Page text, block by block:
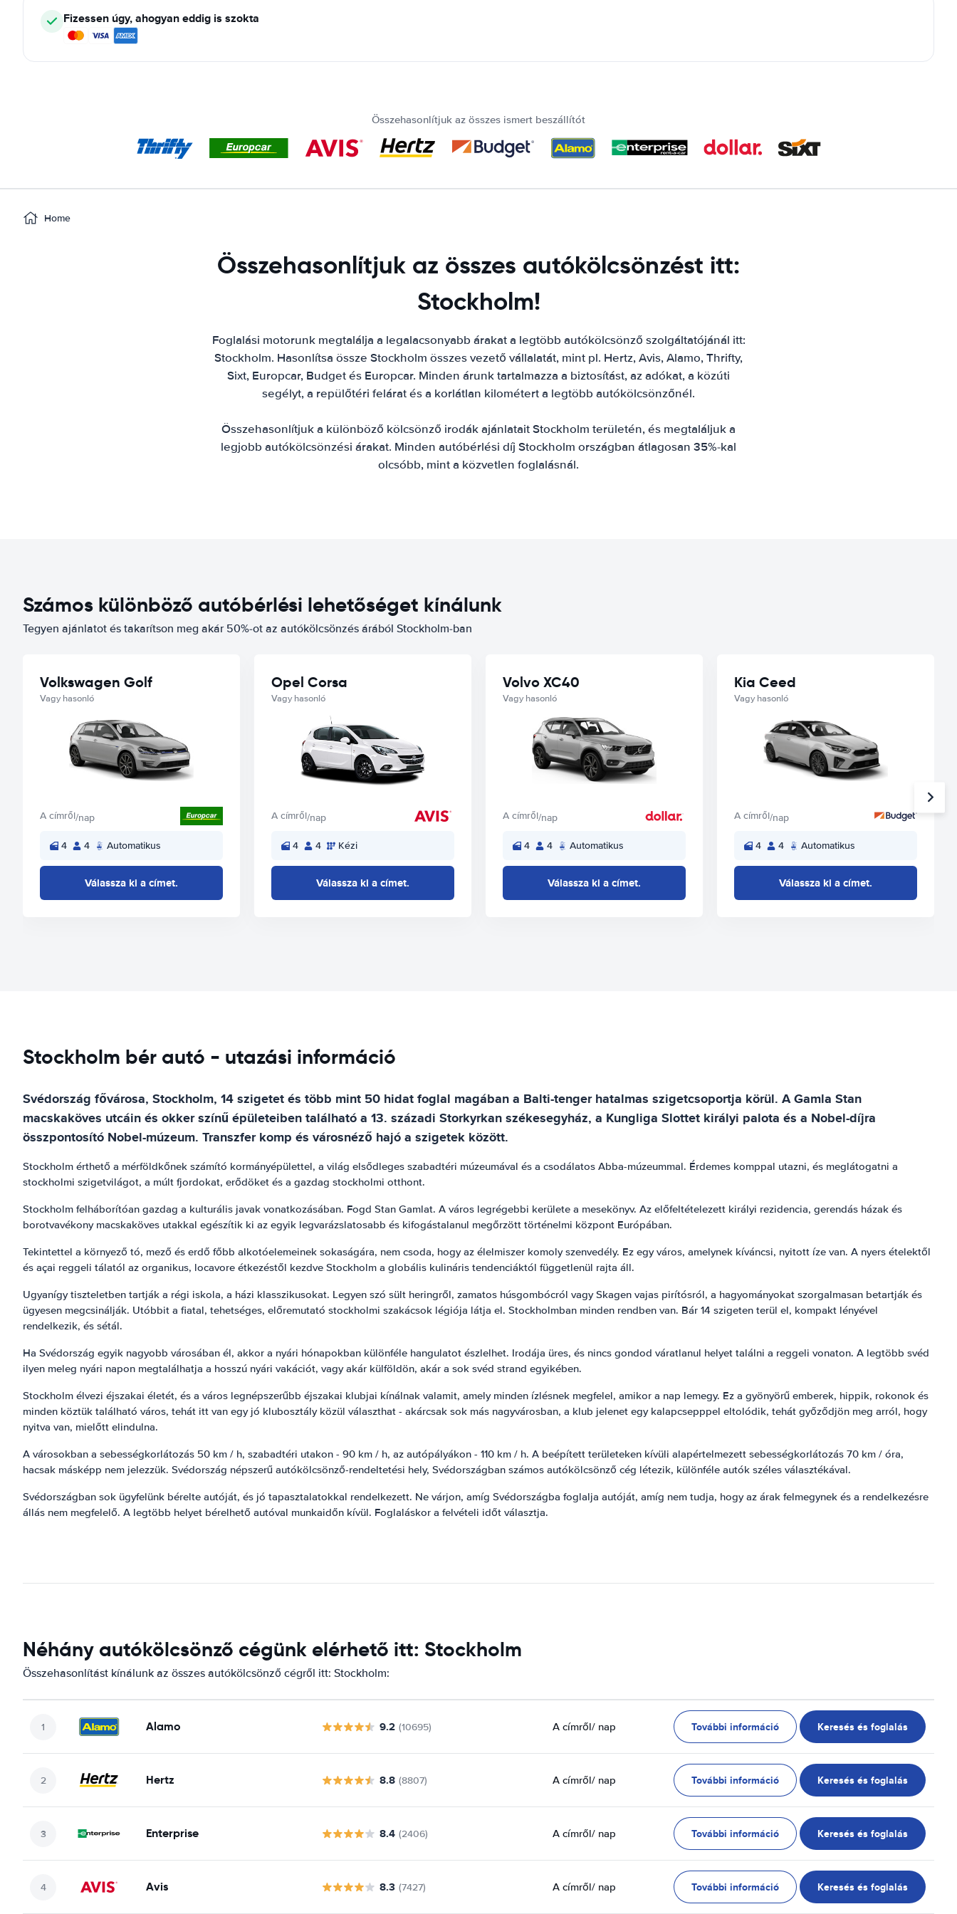
Fizessen úgy, ahogyan eddig is szokta
Összehasonlítjuk az összes ismert beszállítót
Home
Összehasonlítjuk az összes autókölcsönzést itt:
Stockholm!
Foglalási motorunk megtalálja a legalacsonyabb árakat a legtöbb autókölcsönző szolgáltatójánál itt:
Stockholm. Hasonlítsa össze Stockholm összes vezető vállalatát, mint pl. Hertz, Avis, Alamo, Thrifty,
Sixt, Europcar, Budget és Europcar. Minden árunk tartalmazza a biztosítást, az adókat, a közúti
segélyt, a repülőtéri felárat és a korlátlan kilométert a legtöbb autókölcsönzőnél.
Összehasonlítjuk a különböző kölcsönző irodák ajánlatait Stockholm területén, és megtaláljuk a
legjobb autókölcsönzési árakat. Minden autóbérlési díj Stockholm országban átlagosan 35%-kal
olcsóbb, mint a közvetlen foglalásnál.
Számos különböző autóbérlési lehetőséget kínálunk
Tegyen ajánlatot és takarítson meg akár 50%-ot az autókölcsönzés árából Stockholm-ban
Volkswagen Golf
Vagy hasonló
A címről/nap
4 4 Automatikus
Válassza ki a címet.
Opel Corsa
Vagy hasonló
A címről/nap
4 4 Kézi
Válassza ki a címet.
Volvo XC40
Vagy hasonló
A címről/nap
4 4 Automatikus
Válassza ki a címet.
Kia Ceed
Vagy hasonló
A címről/nap
4 4 Automatikus
Válassza ki a címet.
Stockholm bér autó - utazási információ
Svédország fővárosa, Stockholm, 14 szigetet és több mint 50 hidat foglal magában a Balti-tenger hatalmas szigetcsoportja körül. A Gamla Stan
macskaköves utcáin és okker színű épületeiben található a 13. századi Storkyrkan székesegyház, a Kungliga Slottet királyi palota és a Nobel-díjra
összpontosító Nobel-múzeum. Transzfer komp és városnéző hajó a szigetek között.
Stockholm érthető a mérföldkőnek számító kormányépülettel, a világ elsődleges szabadtéri múzeumával és a csodálatos Abba-múzeummal. Érdemes komppal utazni, és meglátogatni a
stockholmi szigetvilágot, a múlt fjordokat, erődöket és a gazdag stockholmi otthont.
Stockholm felháborítóan gazdag a kulturális javak vonatkozásában. Fogd Stan Gamlat. A város legrégebbi kerülete a mesekönyv. Az előfeltételezett királyi rezidencia, gerendás házak és
borotvavékony macskaköves utakkal egészítik ki az egyik legvarázslatosabb és kifogástalanul megőrzött történelmi központ Európában.
Tekintettel a környező tó, mező és erdő főbb alkotóelemeinek sokaságára, nem csoda, hogy az élelmiszer komoly szenvedély. Ez egy város, amelynek kíváncsi, nyitott íze van. A nyers ételektől
és açai reggeli tálatól az organikus, locavore étkezéstől kezdve Stockholm a globális kulináris tendenciáktól függetlenül rajta áll.
Ugyanígy tiszteletben tartják a régi iskola, a házi klasszikusokat. Legyen szó sült heringről, zamatos húsgombócról vagy Skagen vajas pirítósról, a hagyományokat szorgalmasan betartják és
ügyesen megcsinálják. Utóbbit a fiatal, tehetséges, előremutató stockholmi szakácsok légiója látja el. Stockholmban minden rendben van. Bár 14 szigeten terül el, kompakt lényével
rendelkezik, és sétál.
Ha Svédország egyik nagyobb városában él, akkor a nyári hónapokban különféle hangulatot észlelhet. Irodája üres, és nincs gondod váratlanul helyet találni a reggeli vonaton. A legtöbb svéd
ilyen meleg nyári napon megtalálhatja a hosszú nyári vakációt, vagy akár külföldön, akár a sok svéd strand egyikében.
Stockholm élvezi éjszakai életét, és a város legnépszerűbb éjszakai klubjai kínálnak valamit, amely minden ízlésnek megfelel, amikor a nap lemegy. Ez a gyönyörű emberek, hippik, rokonok és
minden köztük található város, tehát itt van egy jó klubosztály közül választhat - akárcsak sok más nagyvárosban, a klub jelenet egy kalapcsepppel eltolódik, tehát győződjön meg arról, hogy
nyitva van, mielőtt elindulna.
A városokban a sebességkorlátozás 50 km / h, szabadtéri utakon - 90 km / h, az autópályákon - 110 km / h. A beépített területeken kívüli alapértelmezett sebességkorlátozás 70 km / óra,
hacsak másképp nem jelezzük. Svédország népszerű autókölcsönző-rendeltetési hely, Svédországban számos autókölcsönző cég létezik, különféle autók széles választékával.
Svédországban sok ügyfelünk bérelte autóját, és jó tapasztalatokkal rendelkezett. Ne várjon, amíg Svédországba foglalja autóját, amíg nem tudja, hogy az árak felmegynek és a rendelkezésre
állás nem megfelelő. A legtöbb helyet bérelhető autóval munkaidőn kívül. Foglaláskor a felvételi időt választja.
Néhány autókölcsönző cégünk elérhető itt: Stockholm
Összehasonlítást kínálunk az összes autókölcsönző cégről itt: Stockholm:
Alamo 9.2 (10695) A címről/ nap További információ Keresés és foglalás
Hertz 8.8 (8807) A címről/ nap További információ Keresés és foglalás
Enterprise 8.4 (2406) A címről/ nap További információ Keresés és foglalás
Avis 8.3 (7427) A címről/ nap További információ Keresés és foglalás